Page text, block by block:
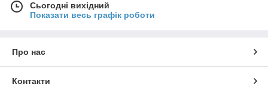
Сьогодні вихідний
Показати весь графік роботи
Про нас
Контакти